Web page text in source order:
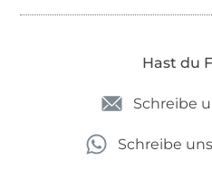
Hast du
Schreibe
Schreibe